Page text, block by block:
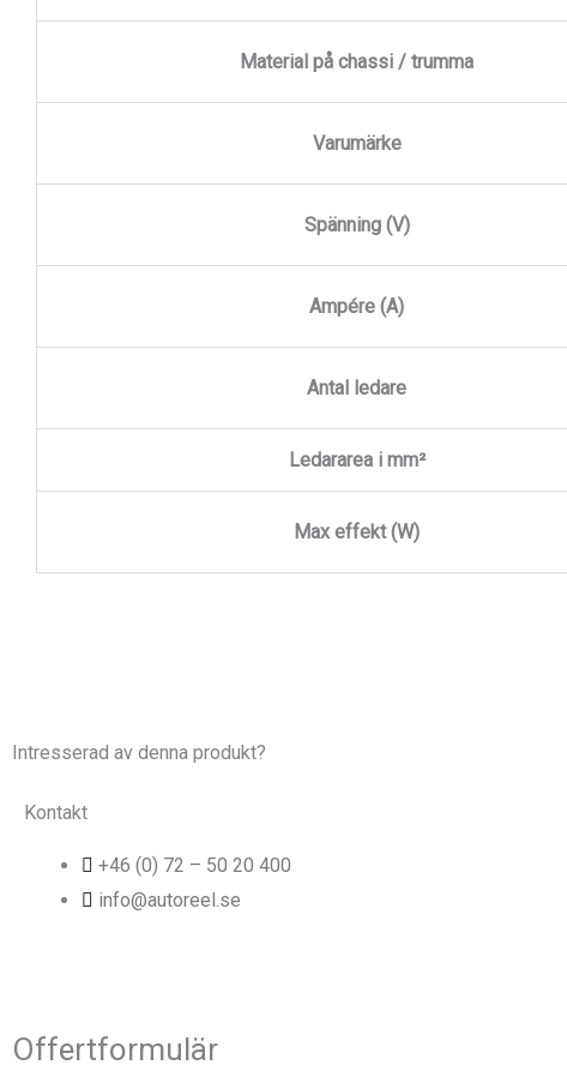
Material på chassi / trumma
Varumärke
Spänning (V)
Ampére (A)
Antal ledare
Ledararea i mm²
Max effekt (W)
Intresserad av denna produkt?
Kontakt
+46 (0) 72 – 50 20 400
info@autoreel.se
Offertformulär